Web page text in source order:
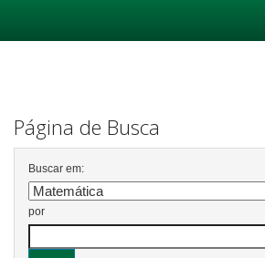
Página de Busca
Buscar em:
por